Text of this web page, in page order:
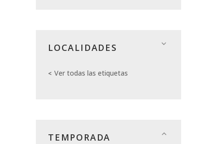
LOCALIDADES
Ver todas las etiquetas
TEMPORADA